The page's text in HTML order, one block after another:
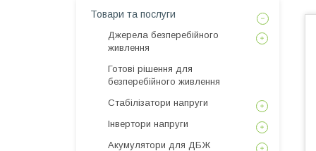
Товари та послуги
Джерела безперебійного
живлення
Готові рішення для
безперебійного живлення
Стабілізатори напруги
Інвертори напруги
Акумулятори для ДБЖ